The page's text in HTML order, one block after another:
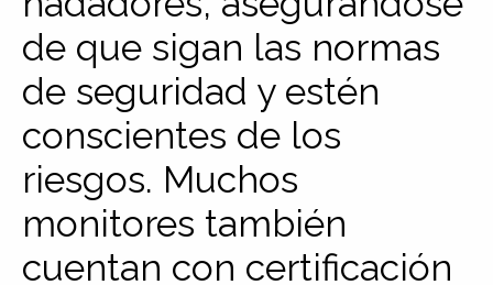
de que sigan las normas
de seguridad y estén
conscientes de los
riesgos. Muchos
monitores también
cuentan con certificación